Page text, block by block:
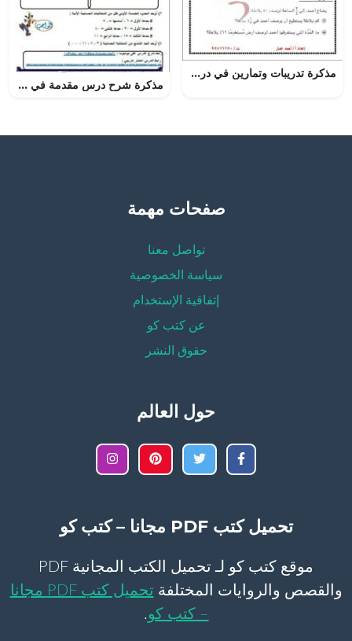
مذكرة تدريبات وتمارين في درس الكسور الاعتيادية (رياضيات) التاسع
مذكرة شرح درس مقدمة في المتتاليات الحسابية مع أمثلة تدريبية (رياضيات بحتة) الحادي عشر
صفحات مهمة
تواصل معنا
سياسة الخصوصية
إتفاقية الإستخدام
عن كتب كو
حقوق النشر
حول العالم
تحميل كتب PDF مجانا – كتب كو
موقع كتب كو لـ تحميل الكتب المجانية PDF
والقصص والروايات المختلفة
تحميل كتب PDF مجانا
– كتب كو.